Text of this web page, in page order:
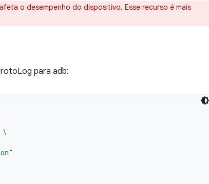
o desempenho do dispositivo. Esse recurso é mais
para adb:
\